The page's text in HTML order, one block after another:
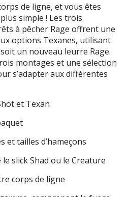
de ligne, et vous êtes
simple ! Les trois
à pêcher Rage offrent une
options Texanes, utilisant
un nouveau leurre Rage.
montages et une sélection
s’adapter aux différentes
et Texan
et tailles d’hameçons
slick Shad ou le Creature
corps de ligne